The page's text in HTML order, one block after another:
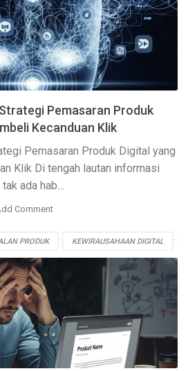
STRATEGI MARKETING UI/UX
Pemasaran Produk
Kecanduan Klik
Pemasaran Produk Digital yang
Klik Di tengah lautan informasi
ada hab…
Comment
PRODUK KEWIRAUSAHAAN DIGITAL
PENGGUNA
PASAR STRATEGI PRODUK